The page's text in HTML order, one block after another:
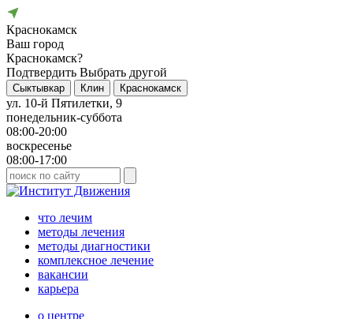
Краснокамск
Ваш город
Краснокамск?
Подтвердить Выбрать другой
Сыктывкар Клин Краснокамск
ул. 10-й Пятилетки, 9
понедельник-суббота
08:00-20:00
воскресенье
08:00-17:00
что лечим
методы лечения
методы диагностики
комплексное лечение
вакансии
карьера
о центре